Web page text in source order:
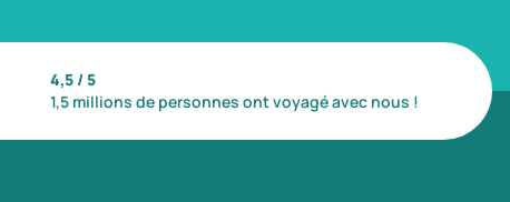
4,5 / 5
1,5 millions de personnes ont voyagé avec nous !